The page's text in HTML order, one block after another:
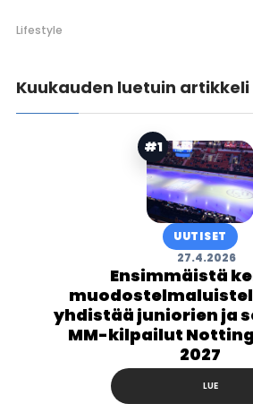
Lifestyle
Kuukauden luetuin artikkeli
#1
UUTISET
27.4.2026
Ensimmäistä
yhdistää juniorien ja
MM-kilpailut
2027
LUE